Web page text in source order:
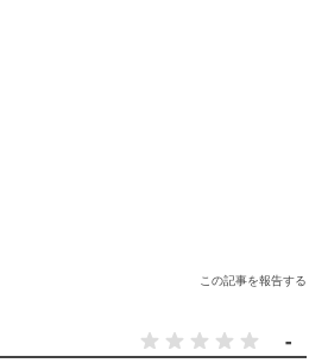
この記事を報告する
-